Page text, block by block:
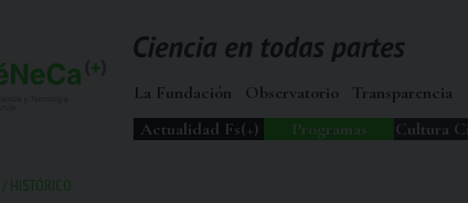
La Fundación Observatorio Transparencia
Actualidad Fs(+)
Programas Cultura
/ HISTÓRICO